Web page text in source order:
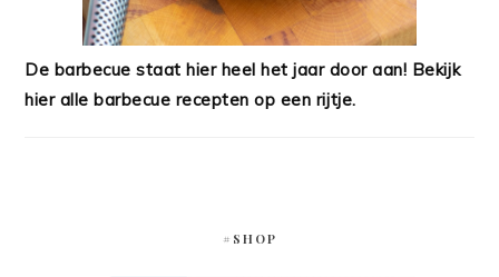
De barbecue staat hier heel het jaar door aan! Bekijk
hier alle barbecue recepten op een rijtje.
#SHOP